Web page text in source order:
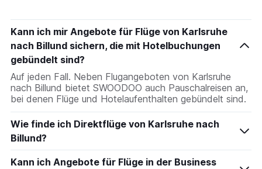
Kann ich mir Angebote für Flüge von Karlsruhe
nach Billund sichern, die mit Hotelbuchungen
gebündelt sind?
Auf jeden Fall. Neben Flugangeboten von Karlsruhe
nach Billund bietet SWOODOO auch Pauschalreisen an,
bei denen Flüge und Hotelaufenthalten gebündelt sind.
Wie finde ich Direktflüge von Karlsruhe nach
Billund?
Kann ich Angebote für Flüge in der Business